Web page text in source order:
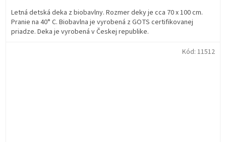
z
5
hviezdičiek.
Letná detská deka z biobavlny. Rozmer deky je cca 70 x 100 cm.
Pranie na 40° C. Biobavlna je vyrobená z GOTS certifikovanej
priadze. Deka je vyrobená v Českej republike.
Kód: 11512